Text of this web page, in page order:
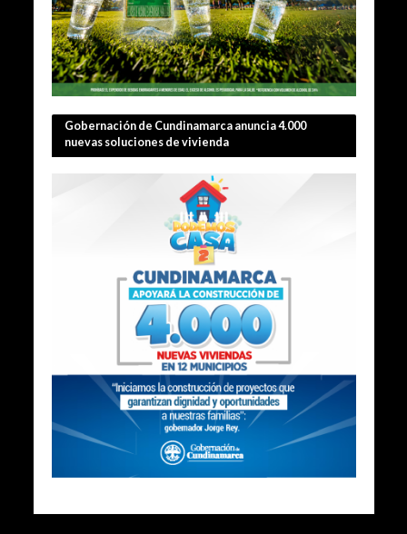
Gobernación de Cundinamarca anuncia 4.000
nuevas soluciones de vivienda